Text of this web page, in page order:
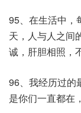
95、在生活中，
天，人与人之间
诚，肝胆相照，
96、我经历过的
是你们一直都在